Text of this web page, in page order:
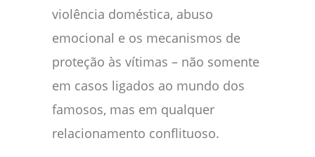
violência doméstica, abuso
emocional e os mecanismos de
proteção às vítimas – não somente
em casos ligados ao mundo dos
famosos, mas em qualquer
relacionamento conflituoso.